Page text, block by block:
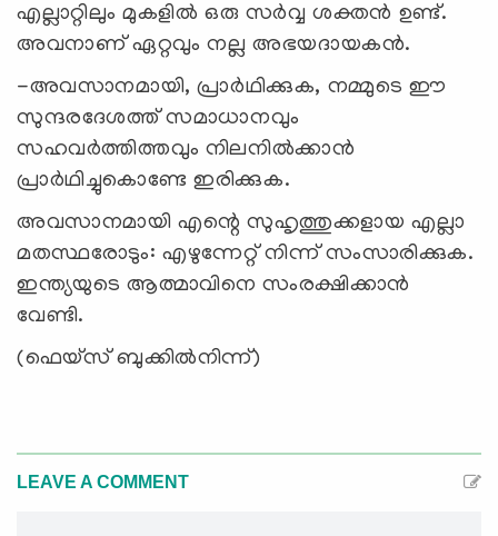
എല്ലാറ്റിലും മുകളില്‍ ഒരു സര്‍വ്വ ശക്തന്‍ ഉണ്ട്.
അവനാണ് ഏറ്റവും നല്ല അഭയദായകന്‍.
-അവസാനമായി, പ്രാര്‍ഥിക്കുക, നമ്മുടെ ഈ
സുന്ദരദേശത്ത് സമാധാനവും
സഹവര്‍ത്തിത്തവും നിലനില്‍ക്കാന്‍
പ്രാര്‍ഥിച്ചുകൊണ്ടേ ഇരിക്കുക.
അവസാനമായി എന്റെ സുഹൃത്തുക്കളായ എല്ലാ
മതസ്ഥരോടും: എഴുന്നേറ്റ് നിന്ന് സംസാരിക്കുക.
ഇന്ത്യയുടെ ആത്മാവിനെ സംരക്ഷിക്കാന്‍
വേണ്ടി.
(ഫെയ്‌സ് ബുക്കില്‍നിന്ന്)
LEAVE A COMMENT